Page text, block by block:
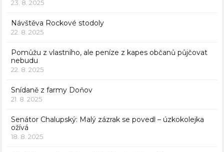
23. 8. 2025
Návštěva Rockové stodoly
22. 8. 2025
Pomůžu z vlastního, ale peníze z kapes občanů půjčovat
nebudu
22. 8. 2025
Snídaně z farmy Doňov
21. 8. 2025
Senátor Chalupský: Malý zázrak se povedl – úzkokolejka
ožívá
18. 8. 2025